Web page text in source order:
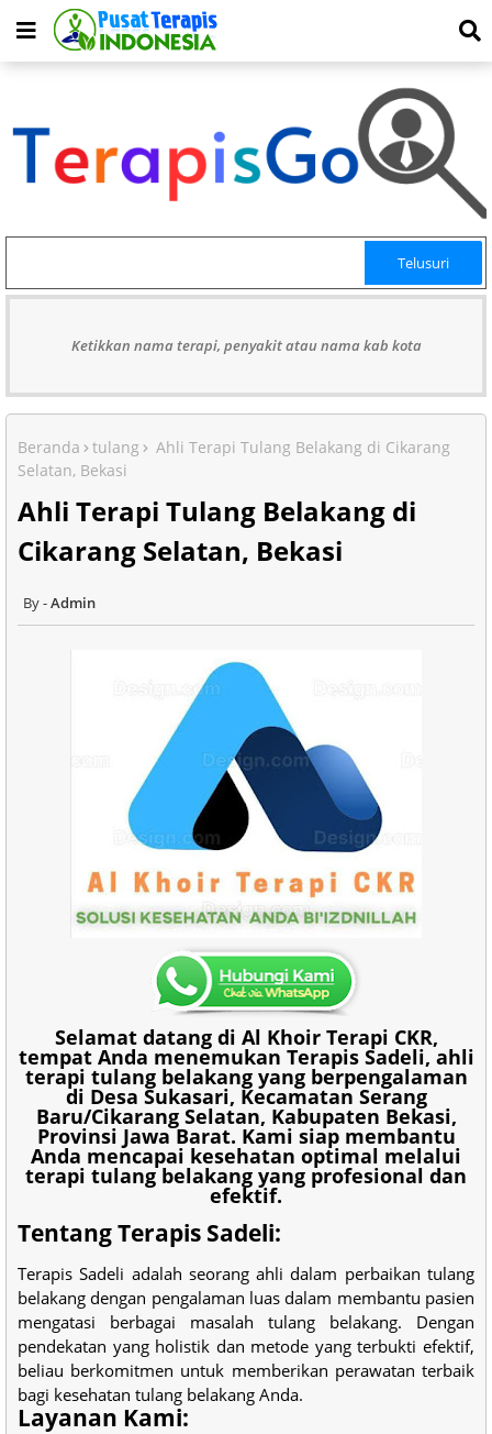
Ketikkan nama terapi, penyakit atau nama kab kota
Beranda tulang
Ahli Terapi Tulang Belakang di Cikarang
Selatan, Bekasi
Ahli Terapi Tulang Belakang di
Cikarang Selatan, Bekasi
Admin
Selamat datang di Al Khoir Terapi CKR,
tempat Anda menemukan Terapis Sadeli, ahli
terapi tulang belakang yang berpengalaman
di Desa Sukasari, Kecamatan Serang
Baru/Cikarang Selatan, Kabupaten Bekasi,
Provinsi Jawa Barat. Kami siap membantu
Anda mencapai kesehatan optimal melalui
terapi tulang belakang yang profesional dan
efektif.
Tentang Terapis Sadeli:
Terapis Sadeli adalah seorang ahli dalam perbaikan tulang
belakang dengan pengalaman luas dalam membantu pasien
mengatasi berbagai masalah tulang belakang. Dengan
pendekatan yang holistik dan metode yang terbukti efektif,
beliau berkomitmen untuk memberikan perawatan terbaik
bagi kesehatan tulang belakang Anda.
Layanan Kami: